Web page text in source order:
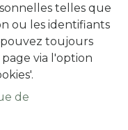
telles que
ou les identifiants
pouvez toujours
via l'option
de